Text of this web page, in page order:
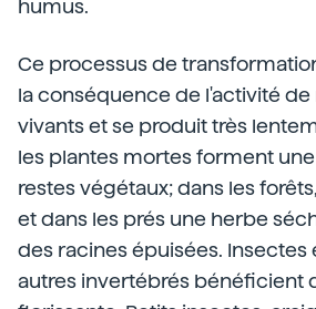
humus.
Ce processus de
la conséquence de l'activité
vivants et se produit très
les plantes mortes forment
restes végétaux; dans les
et dans les prés une herbe
des racines épuisées.
autres invertébrés bénéficient